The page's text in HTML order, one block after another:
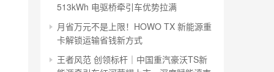
513kWh 电驱桥牵引车优势拉满
月省万元不是上限！HOWO TX 新能源重
卡解锁运输省钱新方式
王者风范 创领标杆｜中国重汽豪沃TS新